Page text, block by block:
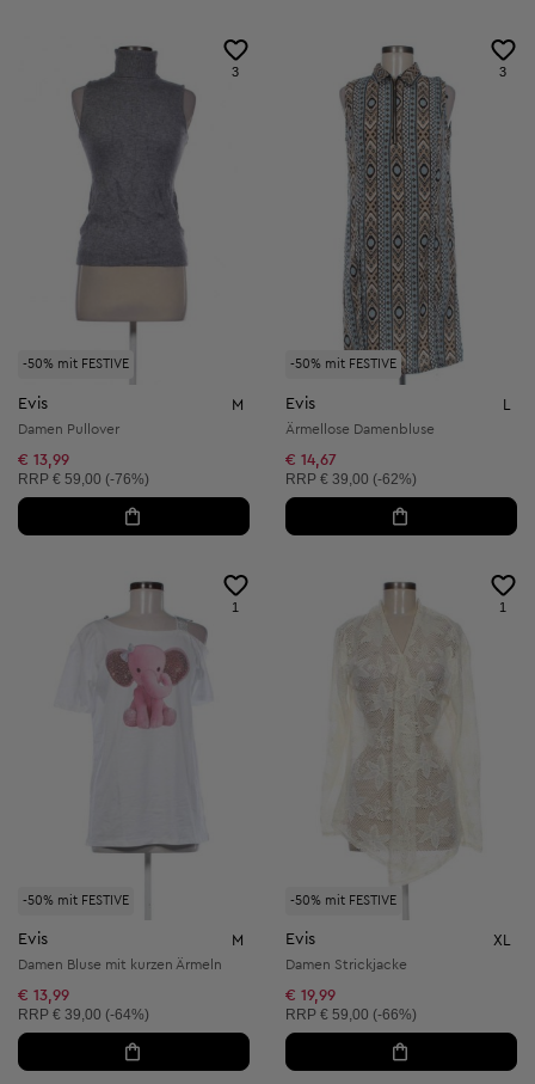
-50% mit FESTIVE
3
Evis M
Damen Pullover
€ 13,99
Unverbindliche Preisempfehlung:
RRP € 59,00 (-76%)
-50% mit FESTIVE
3
Evis
Ärmellose Damenbluse
€ 14,67
Unverbindliche Preisempfehlung:
RRP € 39,00 (-62%)
-50% mit FESTIVE
1
Evis M
Damen Bluse mit kurzen Ärmeln
€ 13,99
Unverbindliche Preisempfehlung:
RRP € 39,00 (-64%)
-50% mit FESTIVE
1
Evis XL
Damen Strickjacke
€ 19,99
Unverbindliche Preisempfehlung:
RRP € 59,00 (-66%)